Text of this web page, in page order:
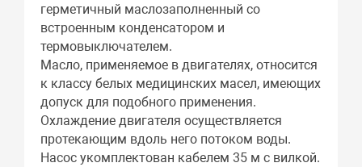
герметичный маслозаполненный со
встроенным конденсатором и
термовыключателем.
Масло, применяемое в двигателях, относится
к классу белых медицинских масел, имеющих
допуск для подобного применения.
Охлаждение двигателя осуществляется
протекающим вдоль него потоком воды.
Насос укомплектован кабелем 35 м с вилкой.